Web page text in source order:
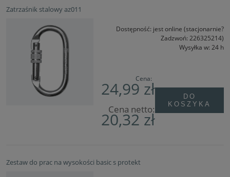
Zatrzaśnik stalowy az011
Dostępność: jest online (stacjonarnie?
Zadzwoń: 226325214)
Wysyłka w: 24 h
Cena:
24,99 zł
Cena netto:
20,32 zł
DO
KOSZYKA
Zestaw do prac na wysokości basic s protekt